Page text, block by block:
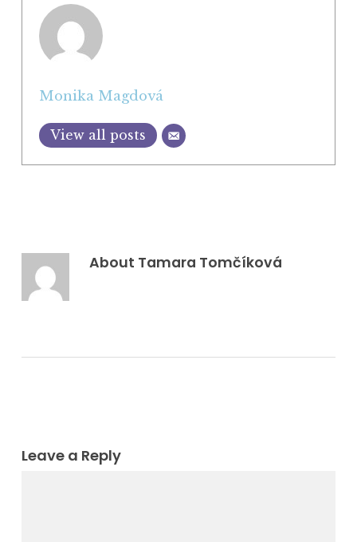
Monika Magdová
View all posts
About Tamara Tomčíková
Leave a Reply